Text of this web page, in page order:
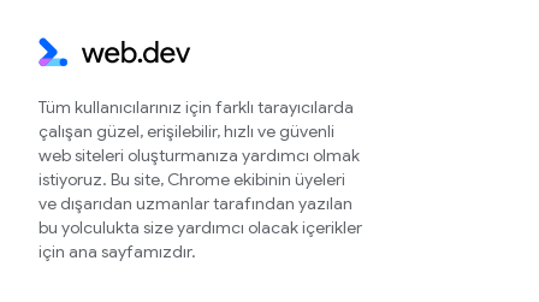
Tüm kullanıcılarınız için farklı tarayıcılarda
çalışan güzel, erişilebilir, hızlı ve güvenli
web siteleri oluşturmanıza yardımcı olmak
istiyoruz. Bu site, Chrome ekibinin üyeleri
ve dışarıdan uzmanlar tarafından yazılan
bu yolculukta size yardımcı olacak içerikler
için ana sayfamızdır.